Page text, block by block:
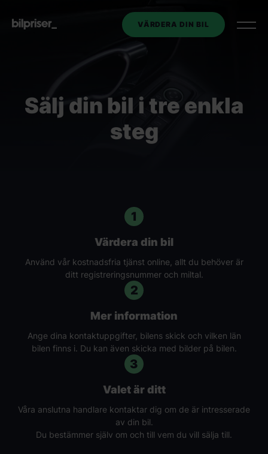
VÄRDERA DIN BIL
Företagstjänster
+
VÄRDERA DIN BIL
Sälj din bil i tre enkla
steg
1
Värdera din bil
Använd vår kostnadsfria tjänst online, allt du behöver är
ditt registreringsnummer och miltal.
2
Mer information
Ange dina kontaktuppgifter, bilens skick och vilken län
bilen finns i. Du kan även skicka med bilder på bilen.
3
Valet är ditt
Våra anslutna handlare kontaktar dig om de är intresserade
av din bil.
Du bestämmer själv om och till vem du vill sälja till.